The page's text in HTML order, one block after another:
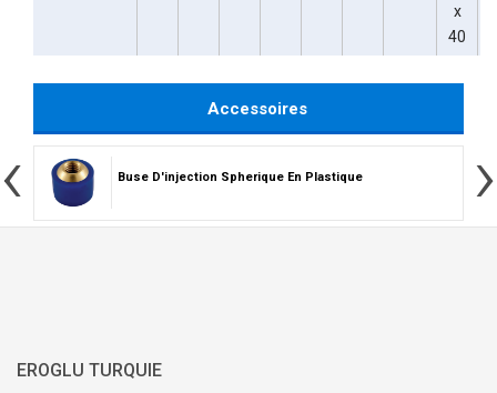
x
40
Accessoires
Buse D'injection Spherique En Plastique
‹ ›
EROGLU TURQUIE